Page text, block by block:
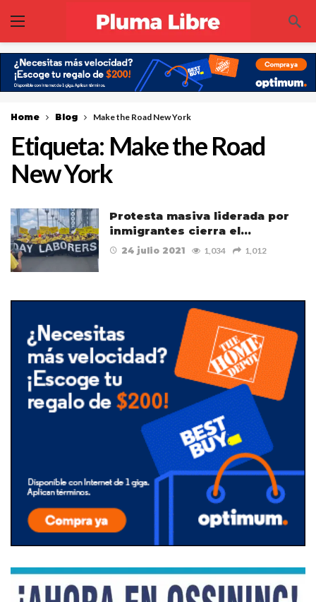
Home Blog Make the Road New York
Etiqueta: Make the Road
New York
Protesta masiva liderada por
inmigrantes cierra el…
24 julio 2021 1,034 1,012